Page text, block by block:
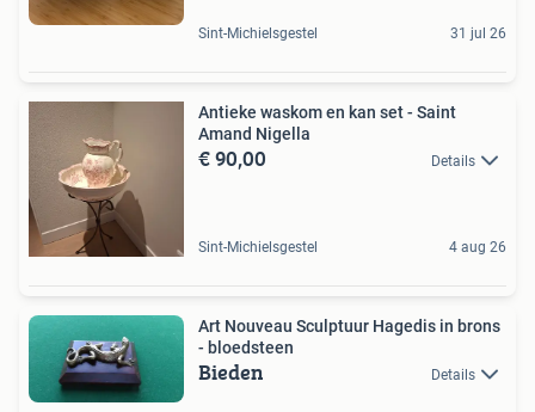
Sint-Michielsgestel 31 jul 26
Antieke waskom en kan set - Saint
Amand Nigella
€ 90,00 Details
Sint-Michielsgestel 4 aug 26
Art Nouveau Sculptuur Hagedis in brons
- bloedsteen
Bieden Details